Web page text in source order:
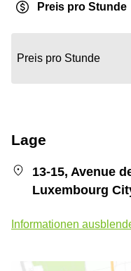
Preis pro Stunde
Preis pro Stunde
Lage
13-15, Avenue
Luxembourg
Informationen